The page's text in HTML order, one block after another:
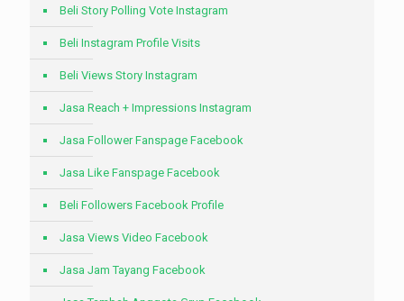
Beli Story Polling Vote Instagram
Beli Instagram Profile Visits
Beli Views Story Instagram
Jasa Reach + Impressions Instagram
Jasa Follower Fanspage Facebook
Jasa Like Fanspage Facebook
Beli Followers Facebook Profile
Jasa Views Video Facebook
Jasa Jam Tayang Facebook